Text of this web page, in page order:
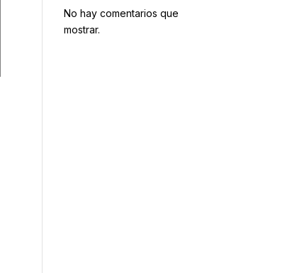
No hay comentarios que
mostrar.